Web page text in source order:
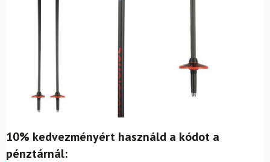
10% kedvezményért használd a kódot a
pénztárnál: